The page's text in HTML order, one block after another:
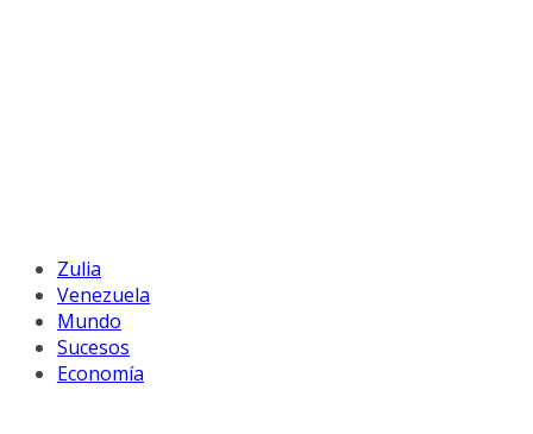
Zulia
Venezuela
Mundo
Sucesos
Economía